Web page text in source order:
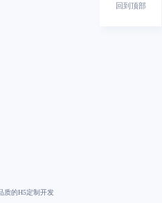
回到顶部
质的H5定制开发